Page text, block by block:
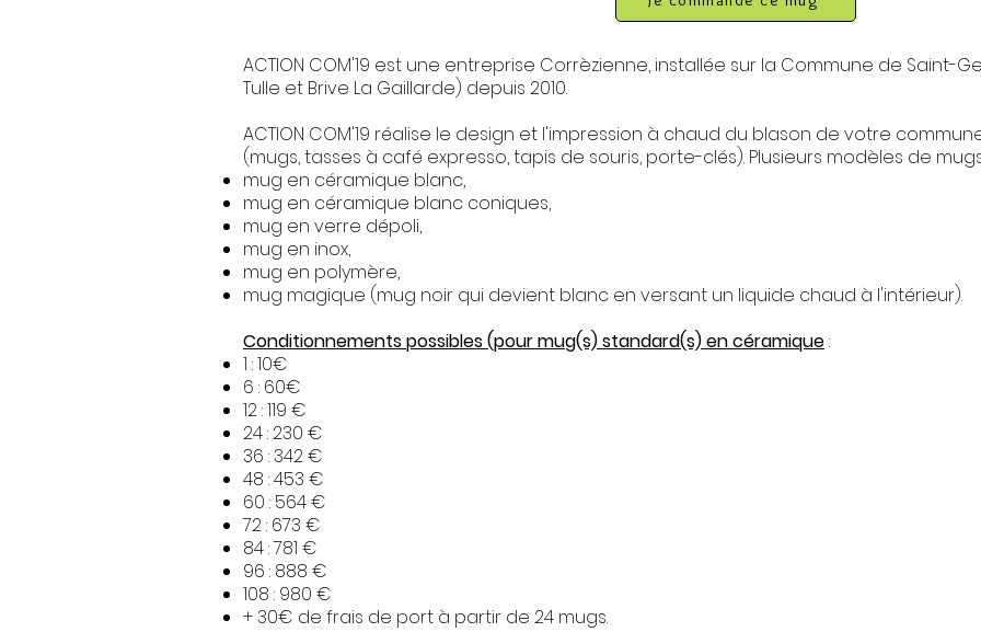
ACTION COM'19 est une entreprise Corrèzienne, installée sur la Commune de Saint-
Tulle et Brive La Gaillarde) depuis 2010.
ACTION COM'19 réalise le design et l'impression à chaud du blason de votre
(mugs, tasses à café expresso, tapis de souris, porte-clés). Plusieurs modèles de
mug en céramique blanc,
mug en céramique blanc coniques,
mug en verre dépoli,
mug en inox,
mug en polymère,
mug magique (mug noir qui devient blanc en versant un liquide chaud à l'intérieur).​
Conditionnements possibles (pour mug(s) standard(s) en céramique:
1 : 10€
6 : 60€
12 : 119 €
24 : 230 €
36 : 342 €
48 : 453 €
60 : 564 €
72 : 673 €
84 : 781 €
96 : 888 €
108 : 980 €
+ 30€ de frais de port à partir de 24 mugs.